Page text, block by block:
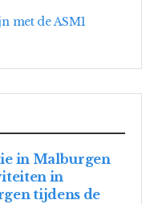
met de ASM1
in Malburgen
in
tijdens de